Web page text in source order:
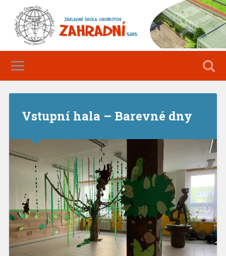
Vstupní hala – Barevné dny